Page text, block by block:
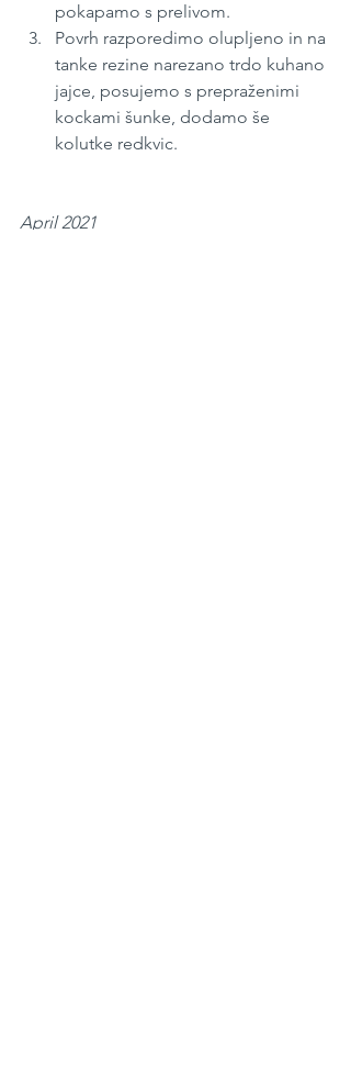
pokapamo s prelivom.
Povrh razporedimo olupljeno in na
tanke rezine narezano trdo kuhano
jajce, posujemo s prepraženimi
kockami šunke, dodamo še
kolutke redkvic.
April 2021